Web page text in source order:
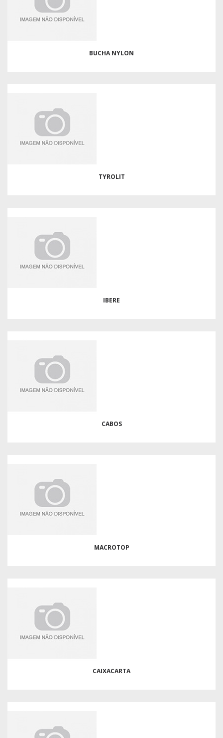
BUCHA NYLON
TYROLIT
IBERE
CABOS
MACROTOP
CAIXACARTA